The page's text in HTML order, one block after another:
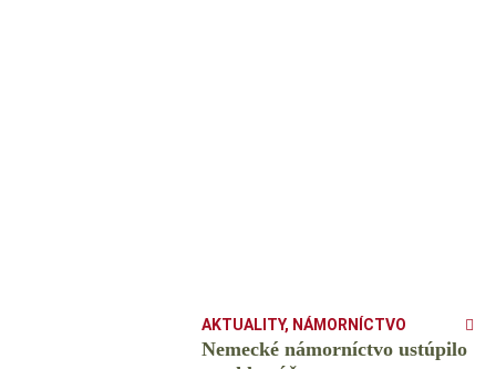
AKTUALITY, NÁMORNÍCTVO
Nemecké námorníctvo ustúpilo